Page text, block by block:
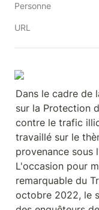
Personne
URL
Dans le cadre de
sur la Protection
contre le trafic
travaillé sur le
provenance sous
L'occasion pour
remarquable du
octobre 2022, le